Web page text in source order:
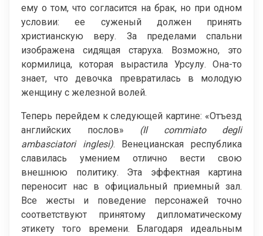
ему о том, что согласится на брак, но при одном
условии: ее суженый должен принять
христианскую веру. За пределами спальни
изображена сидящая старуха. Возможно, это
кормилица, которая вырастила Урсулу. Она-то
знает, что девочка превратилась в молодую
женщину с железной волей.
Теперь перейдем к следующей картине: «Отъезд
английских послов» (Il commiato degli
ambasciatori inglesi). Венецианская республика
славилась умением отлично вести свою
внешнюю политику. Эта эффектная картина
переносит нас в официальный приемный зал.
Все жесты и поведение персонажей точно
соответствуют принятому дипломатическому
этикету того времени. Благодаря идеальным